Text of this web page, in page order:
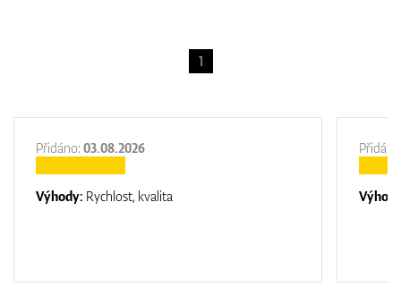
1
Přidáno: 03.08.2026
Výhody: Rychlost, kvalita